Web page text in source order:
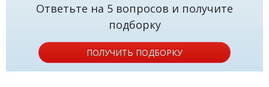
Ответьте на 5 вопросов и получите
подборку
ПОЛУЧИТЬ ПОДБОРКУ